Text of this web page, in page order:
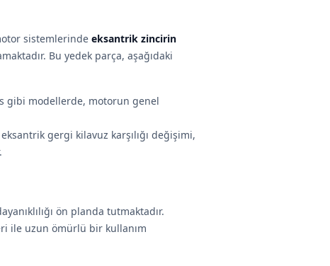
sistemlerinde eksantrik zincirin
Bu yedek parça, aşağıdaki
gibi modellerde, motorun genel
gergi kilavuz karşılığı değişimi,
ön planda tutmaktadır.
ile uzun ömürlü bir kullanım